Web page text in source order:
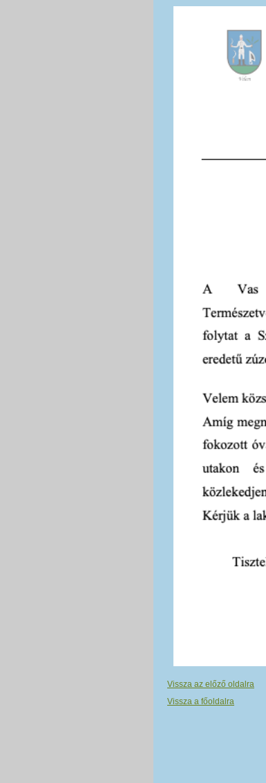
Vissza az előző oldalra
Vissza a főoldalra